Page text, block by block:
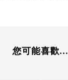
您可能喜歡...